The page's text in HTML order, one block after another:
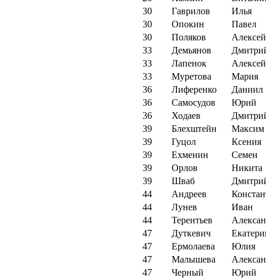
30
Гаврилов
Илья
30
Опокин
Павел
30
Поляков
Алексей
33
Демьянов
33
Лапенок
Алексей
33
Муретова
Мария
36
Лиференко
Даниил
36
Самосудов
Юрий
36
Ходаев
39
Блехштейн
Максим
39
Гуцол
Ксения
39
Ехменин
Семен
39
Орлов
Никита
39
Шваб
44
Андреев
44
Лунев
Иван
44
Терентьев
47
Дуткевич
47
Ермолаева
Юлия
47
Малышева
47
Черный
Юрий